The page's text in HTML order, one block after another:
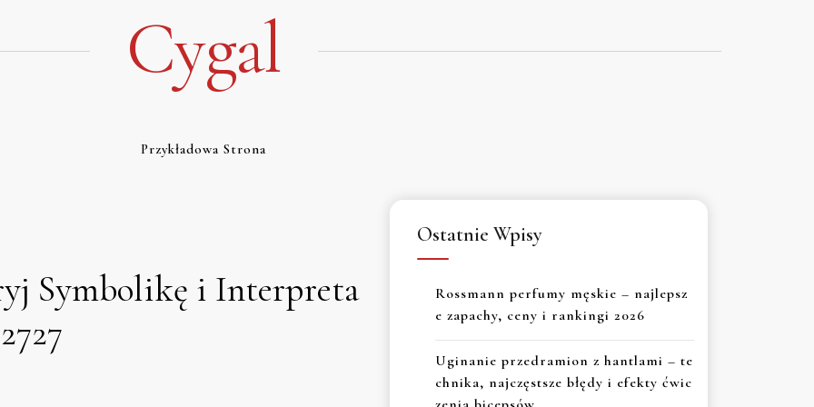
Cygal
Przykładowa Strona
Symbolikę i Interpreta
Ostatnie Wpisy
Rossmann perfumy męskie – najlepsz
e zapachy, ceny i rankingi 2026
Uginanie przedramion z hantlami – te
chnika, najczęstsze błędy i efekty ćwic